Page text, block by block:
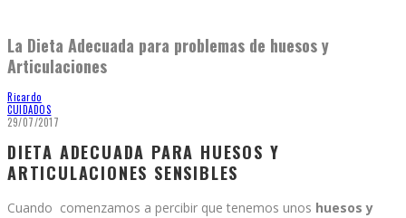
La Dieta Adecuada para problemas de huesos y
Articulaciones
Ricardo
CUIDADOS
29/07/2017
DIETA ADECUADA PARA HUESOS Y
ARTICULACIONES SENSIBLES
Cuando comenzamos a percibir que tenemos unos huesos y